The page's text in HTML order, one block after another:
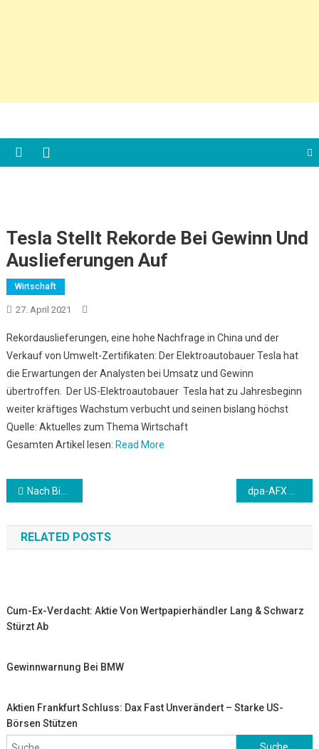
Tesla Stellt Rekorde Bei Gewinn Und
Auslieferungen Auf
Wirtschaft
27. April 2021
Rekordauslieferungen, eine hohe Nachfrage in China und der
Verkauf von Umwelt-Zertifikaten: Der Elektroautobauer Tesla hat
die Erwartungen der Analysten bei Umsatz und Gewinn
übertroffen. Der US-Elektroautobauer Tesla hat zu Jahresbeginn
weiter kräftiges Wachstum verbucht und seinen bislang höchst
Quelle: Aktuelles zum Thema Wirtschaft
Gesamten Artikel lesen: Read More
Beitrags-
Navigation
Nach Bidens Äußerungen zum Völkermord an Armeniern: Ankara erwägt Sanktionen gegen USA
RELATED POSTS
Cum-Ex-Verdacht: Aktie Von Wertpapierhändler Lang & Schwarz
Stürzt Ab
Gewinnwarnung Bei BMW
Aktien Frankfurt Schluss: Dax Fast Unverändert – Starke US-
Börsen Stützen
Suche